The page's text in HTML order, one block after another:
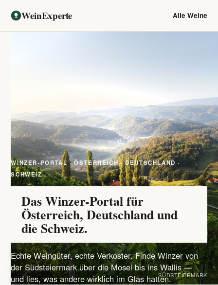
WeinExperte Alle Weine
WINZER-PORTAL · ÖSTERREICH · DEUTSCHLAND ·
SCHWEIZ
Das Winzer-Portal für
Österreich, Deutschland und
die Schweiz.
Echte Weingüter, echte Verkoster. Finde Winzer von
der Südsteiermark über die Mosel bis ins Wallis —
und lies, was andere wirklich im Glas hatten.SÜDSTEIERMARK